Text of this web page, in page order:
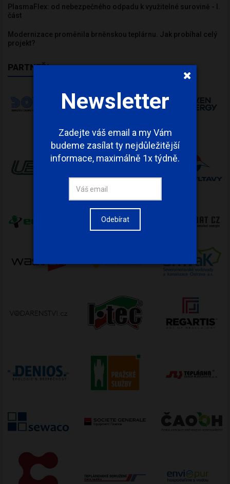
PlasmaFlex: od nebezpečného odpadu k využitelné surovině - I.
část
Modernizace proměnila brněnskou teplárnu. Jak probíhal celý
projekt?
PARTNEŘI
Newsletter
Zadejte váš email a my Vám
budeme zasílat ty nejdůležitější
informace, maximálně 1x týdně.
Odebírat